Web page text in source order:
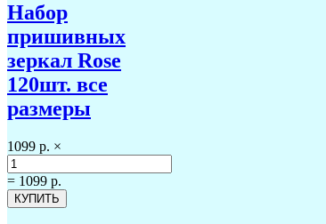
Набор
пришивных
зеркал Rose
120шт. все
размеры
1099 р. ×
= 1099 р.